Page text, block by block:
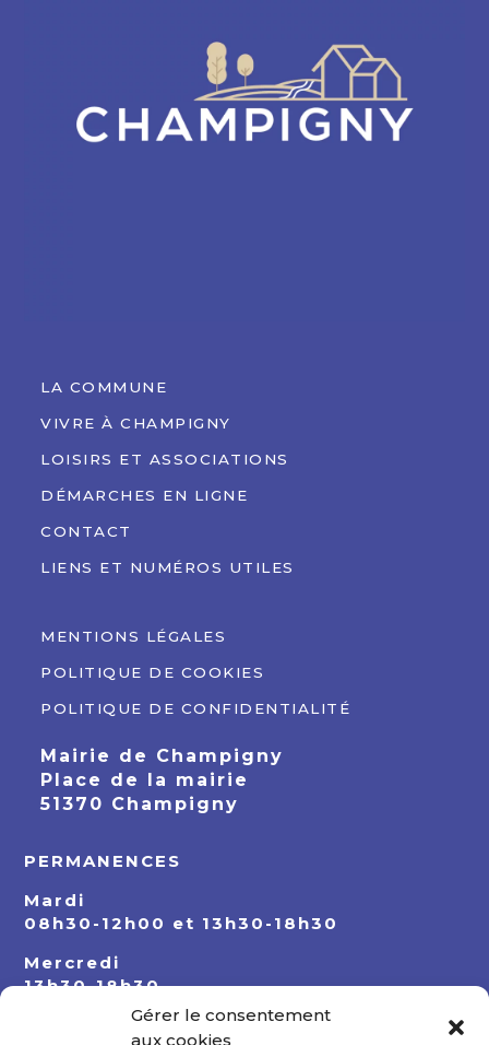
Gérer le consentement
aux cookies
LA COMMUNE
VIVRE À CHAMPIGNY
LOISIRS ET ASSOCIATIONS
DÉMARCHES EN LIGNE
CONTACT
LIENS ET NUMÉROS UTILES
MENTIONS LÉGALES
POLITIQUE DE COOKIES
POLITIQUE DE CONFIDENTIALITÉ
Mairie de Champigny
Place de la mairie
51370 Champigny
PERMANENCES
Mardi
08h30-12h00 et 13h30-18h30
Mercredi
13h30-18h30